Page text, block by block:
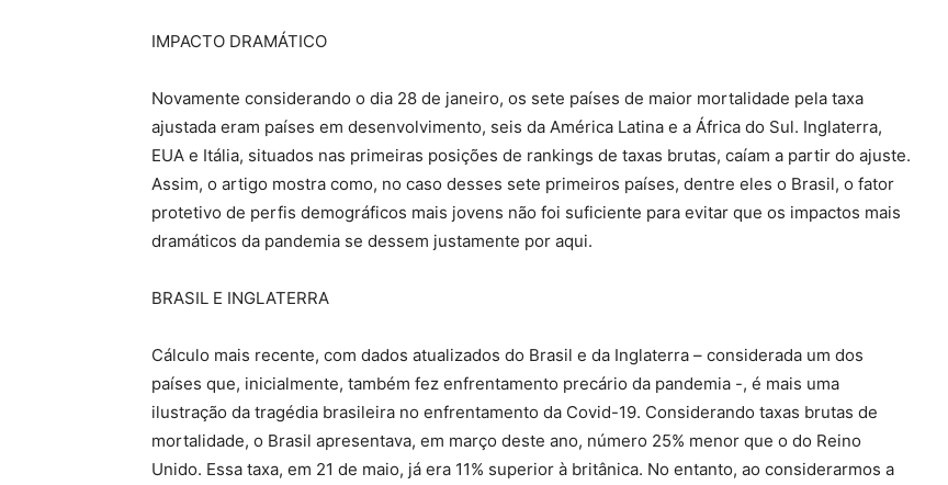
IMPACTO DRAMÁTICO
Novamente considerando o dia 28 de janeiro, os sete países de maior mortalidade pela taxa
ajustada eram países em desenvolvimento, seis da América Latina e a África do Sul. Inglaterra,
EUA e Itália, situados nas primeiras posições de rankings de taxas brutas, caíam a partir do ajuste.
Assim, o artigo mostra como, no caso desses sete primeiros países, dentre eles o Brasil, o fator
protetivo de perfis demográficos mais jovens não foi suficiente para evitar que os impactos mais
dramáticos da pandemia se dessem justamente por aqui.
BRASIL E INGLATERRA
Cálculo mais recente, com dados atualizados do Brasil e da Inglaterra – considerada um dos
países que, inicialmente, também fez enfrentamento precário da pandemia -, é mais uma
ilustração da tragédia brasileira no enfrentamento da Covid-19. Considerando taxas brutas de
mortalidade, o Brasil apresentava, em março deste ano, número 25% menor que o do Reino
Unido. Essa taxa, em 21 de maio, já era 11% superior à britânica. No entanto, ao considerarmos a